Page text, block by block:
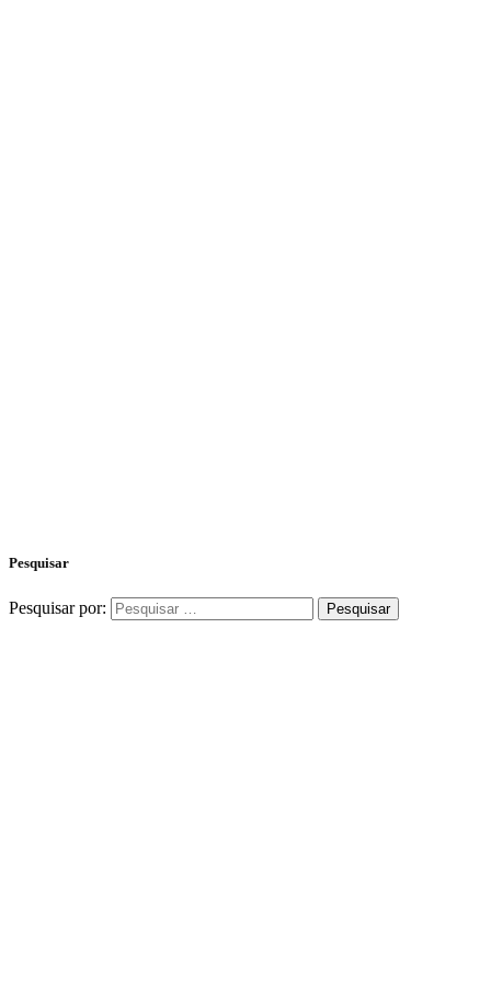
Pesquisar
Pesquisar por: